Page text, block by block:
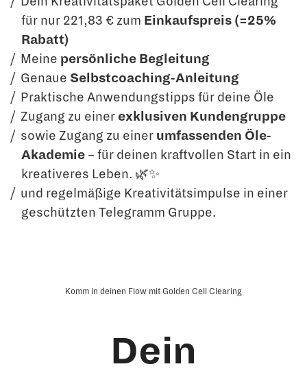
für nur 221,83 € zum Einkaufspreis (=25%
Rabatt)
Meine persönliche Begleitung
Genaue Selbstcoaching-Anleitung
Praktische Anwendungstipps für deine Öle
Zugang zu einer exklusiven Kundengruppe
sowie Zugang zu einer umfassenden Öle-
Akademie – für deinen kraftvollen Start in ein
kreativeres Leben. 🌿✨
und regelmäßige Kreativitätsimpulse in einer
geschützten Telegramm Gruppe.
Komm in deinen Flow mit Golden Cell Clearing
Dein